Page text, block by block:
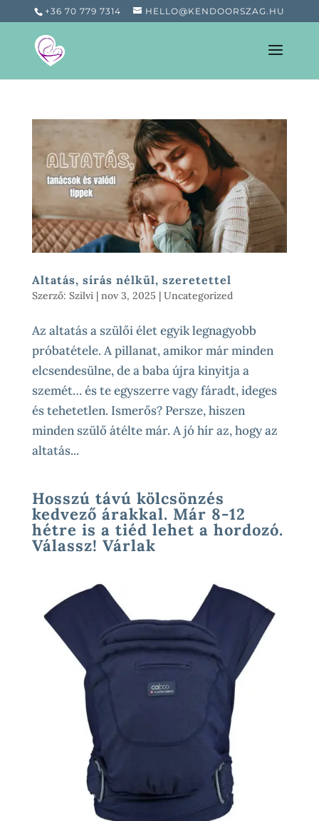
+36 70 779 7314 HELLO@KENDOORSZAG.HU
Altatás, sírás nélkül, szeretettel
Szerző: Szilvi| nov 3, 2025 | Uncategorized
Az altatás a szülői élet egyik legnagyobb
próbatétele. A pillanat, amikor már minden
elcsendesülne, de a baba újra kinyitja a
szemét… és te egyszerre vagy fáradt, ideges
és tehetetlen. Ismerős? Persze, hiszen
minden szülő átélte már. A jó hír az, hogy az
altatás...
Hosszú távú kölcsönzés
kedvező árakkal. Már 8-12
hétre is a tiéd lehet a hordozó.
Válassz! Várlak